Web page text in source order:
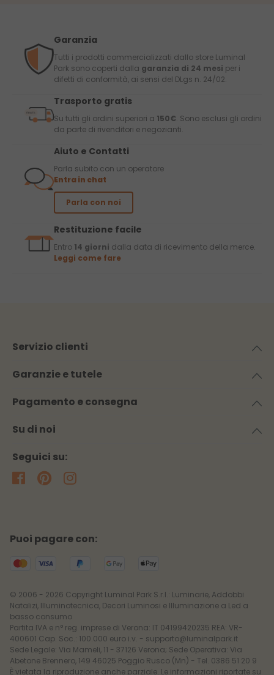
Garanzia
Tutti i prodotti commercializzati dallo store Luminal
Park sono coperti dalla garanzia di 24 mesi per i
difetti di conformità, ai sensi del DLgs n. 24/02.
Trasporto gratis
Su tutti gli ordini superiori a 150€. Sono esclusi gli ordini
da parte di rivenditori e negozianti.
Aiuto e Contatti
Parla subito con un operatore
Entra in chat
Parla con noi
Restituzione facile
Entro 14 giorni dalla data di ricevimento della merce.
Leggi come fare
Servizio clienti
Garanzie e tutele
Pagamento e consegna
Su di noi
Seguici su:
Puoi pagare con:
© 2006 - 2026 Copyright Luminal Park S.r.l.: Luminarie, Addobbi
Natalizi, Illuminotecnica, Decori Luminosi e Illuminazione a Led a
basso consumo
Partita IVA e n° reg. imprese di Verona: IT 04199420235 REA: VR-
400601 Cap. Soc.: 100.000 euro i.v. - supporto@luminalpark.it
Sede Legale: Via Mameli, 11 - 37126 Verona; Sede Operativa: Via
Abetone Brennero, 149 46025 Poggio Rusco (Mn) - Tel. 0386 51 20 9
È vietata la riproduzione anche parziale. Le informazioni riportate su